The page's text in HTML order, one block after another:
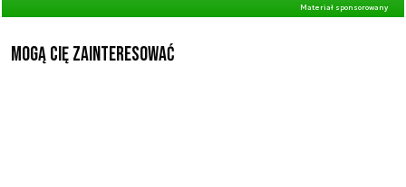
Materiał sponsorowany
Mogą Cię zainteresować